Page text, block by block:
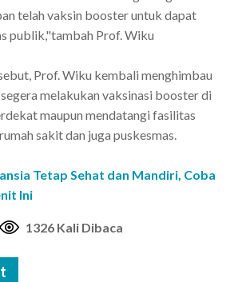
telah vaksin booster untuk dapat
publik,"tambah Prof. Wiku
Prof. Wiku kembali menghimbau
melakukan vaksinasi booster di
maupun mendatangi fasilitas
sakit dan juga puskesmas.
Tetap Sehat dan Mandiri, Coba
Ini
1326 Kali Dibaca